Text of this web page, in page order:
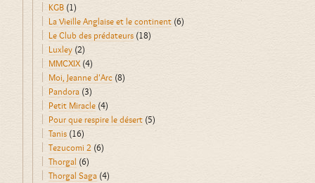
KGB (1)
La Vieille Anglaise et le continent (6)
Le Club des prédateurs (18)
Luxley (2)
MMCXIX(4)
Moi, Jeanne d'Arc (8)
Pandora (3)
Petit Miracle (4)
Pour que respire le désert (5)
Tanis (16)
Tezucomi 2 (6)
Thorgal (6)
Thorgal Saga (4)